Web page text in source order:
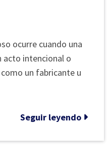
ocurre cuando una
acto intencional o
un fabricante u
Seguir leyendo